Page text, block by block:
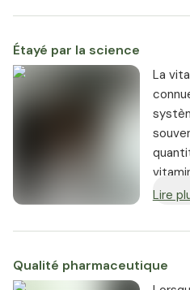
Étayé par la science
La
plus,
Lire
Qualité pharmaceutique